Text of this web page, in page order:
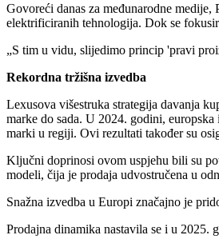
Govoreći danas za međunarodne
elektrificiranih tehnologija. Dok se
„S tim u vidu, slijedimo princip 'pravi
Rekordna tržišna izvedba
Lexusova višestruka strategija davanja
marke do sada. U 2024. godini,
marki u regiji. Ovi rezultati također su
Ključni doprinosi ovom uspjehu bili su
modeli, čija je prodaja udvostručena u
Snažna izvedba u Europi značajno je
Prodajna dinamika nastavila se i u 2025.